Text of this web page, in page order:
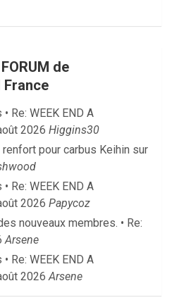
de
France
Re: WEEK END A
2026 Higgins30
renfort pour carbus Keihin sur
Re: WEEK END A
2026 Papycoz
nouveaux membres. • Re:
Arsene
Re: WEEK END A
2026 Arsene